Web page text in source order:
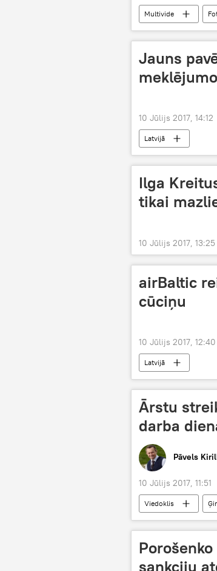
Multivide
Jauns
10 Jūlijs 2017, 14:12
Latvijā
Ilga
tikai
10 Jūlijs 2017, 13:25
airBaltic
cūciņu
10 Jūlijs 2017, 12:40
Latvijā
Ārstu
darba
Pāvels
10 Jūlijs 2017, 11:51
Viedoklis
sankciju